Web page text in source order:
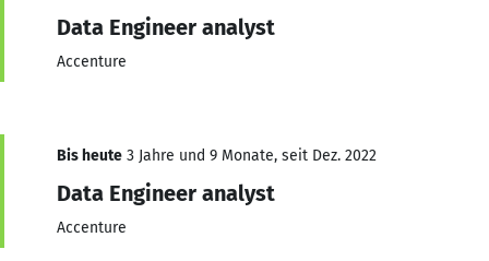
Data Engineer analyst
Accenture
Bis heute 3 Jahre und 9 Monate, seit Dez. 2022
Data Engineer analyst
Accenture